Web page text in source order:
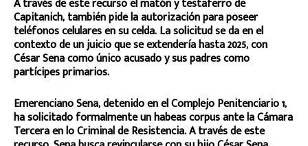
A través de este recurso el matón y testaferro de
Capitanich, también pide la autorización para poseer
teléfonos celulares en su celda. La solicitud se da en el
contexto de un juicio que se extendería hasta 2025, con
César Sena como único acusado y sus padres como
partícipes primarios.
Emerenciano Sena, detenido en el Complejo Penitenciario 1,
ha solicitado formalmente un habeas corpus ante la Cámara
Tercera en lo Criminal de Resistencia. A través de este